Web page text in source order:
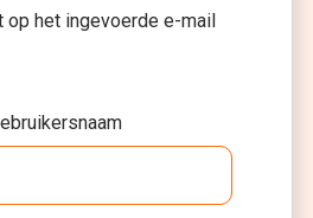
op het ingevoerde e-mail